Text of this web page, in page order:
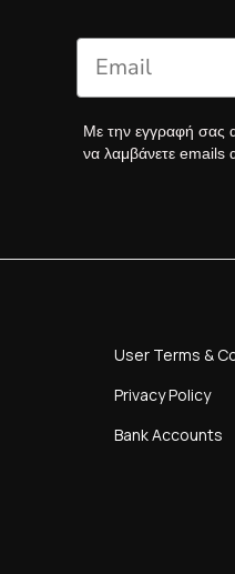
Με την εγγραφή σας
να λαμβάνετε emails
User Terms &
Privacy Policy
Bank Accounts